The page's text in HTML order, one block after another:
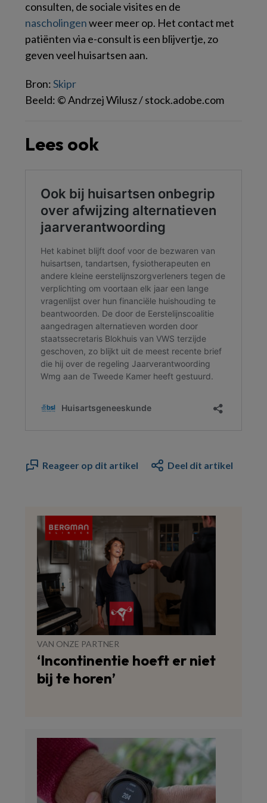
consulten, de sociale visites en de
nascholingenweer meer op. Het contact met
patiënten via e-consult is een blijvertje, zo
geven veel huisartsen aan.
Bron:Skipr
Beeld: © Andrzej Wilusz / stock.adobe.com
Lees ook
Reageer op dit artikel Deel dit artikel
VAN ONZE PARTNER
‘Incontinentie hoeft er niet
bij te horen’